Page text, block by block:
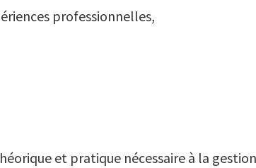
professionnelles,
et pratique nécessaire à la gestion